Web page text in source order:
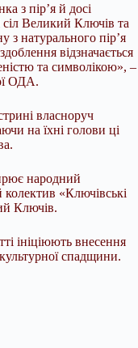
з пір’я й досі
Великий Ключів та
натурального пір’я
відзначається
та символікою», –
ОДА.
власноруч
на їхні голови ці
народний
«Ключівські
Ключів.
ініціюють внесення
культурної спадщини.